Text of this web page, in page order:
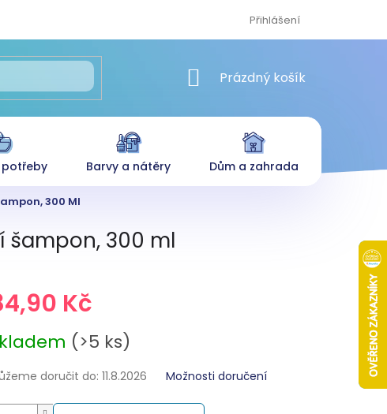
Přihlášení
NÁKUPNÍ KOŠÍK
Prázdný košík
Barvy a nátěry Dům a zahrada
300 Ml
šampon, 300 ml
Kč
(>5 ks)
doručit do: 11.8.2026 Možnosti doručení